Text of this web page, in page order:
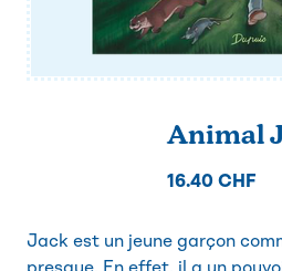
Animal
16.40 CHF
Jack est un jeune garçon